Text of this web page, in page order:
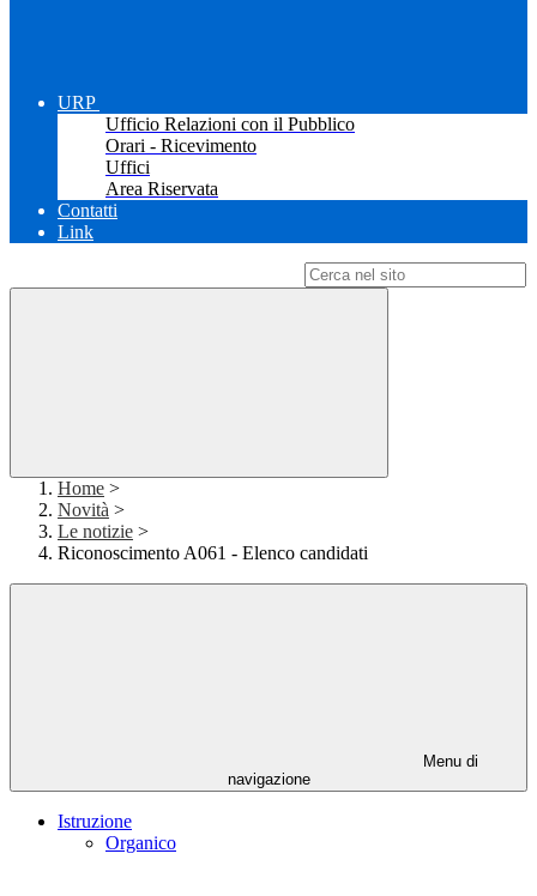
URP
Ufficio Relazioni con il Pubblico
Orari - Ricevimento
Uffici
Area Riservata
Contatti
Link
Home >
Novità >
Le notizie >
Riconoscimento A061 - Elenco candidati
Menu di
navigazione
Istruzione
Organico